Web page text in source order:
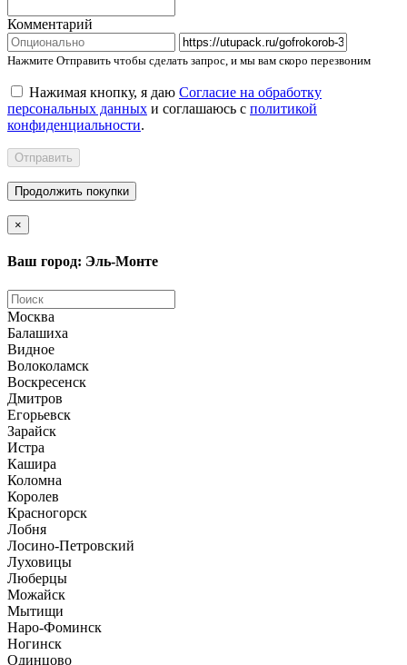
Комментарий
Нажмите Отправить чтобы сделать запрос, и мы вам скоро перезвоним
Нажимая кнопку, я даю Согласие на обработку
персональных данных и соглашаюсь с политикой
конфиденциальности.
Отправить
Продолжить покупки
×
Ваш город: Эль-Монте
Москва
Балашиха
Видное
Волоколамск
Воскресенск
Дмитров
Егорьевск
Зарайск
Истра
Кашира
Коломна
Королев
Красногорск
Лобня
Лосино-Петровский
Луховицы
Люберцы
Можайск
Мытищи
Наро-Фоминск
Ногинск
Одинцово